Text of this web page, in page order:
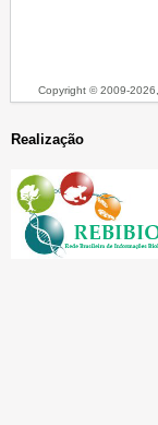
Copyright © 2009-2026,
Realização